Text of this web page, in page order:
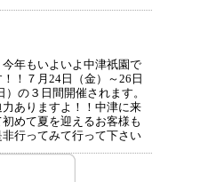
年もいよいよ中津祇園で
！！７月24日（金）～26日
）の３日間開催されます。
力ありますよ！！中津に来
初めて夏を迎えるお客様も
非行ってみて行って下さい
間(雨が降らない事祈りま